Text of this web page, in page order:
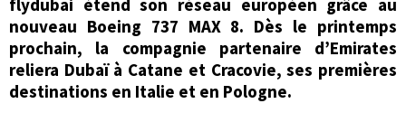
flydubai étend son réseau européen grâce au
nouveau Boeing 737 MAX 8. Dès le printemps
prochain, la compagnie partenaire d’Emirates
reliera Dubaï à Catane et Cracovie, ses premières
destinations en Italie et en Pologne.